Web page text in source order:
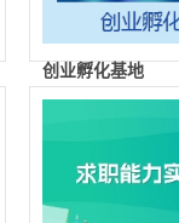
创业孵化基地